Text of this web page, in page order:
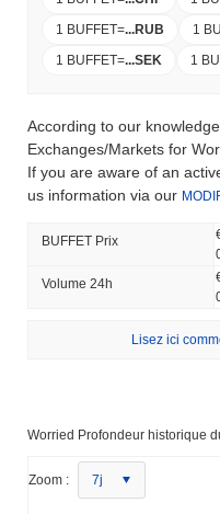
1 BUFFET=...RUB 1
1 BUFFET=...SEK 1
According to our
Exchanges/Markets for
If you are aware of an
us information via our
BUFFET Prix ​​
Volume 24h
Lisez ici
Worried Profondeur historique
Zoom : 7j